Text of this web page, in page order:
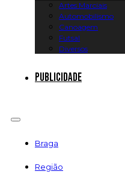
Artes Marciais
Automobilismo
Canoagem
Futsal
Diversos
Publicidade
Braga
Região